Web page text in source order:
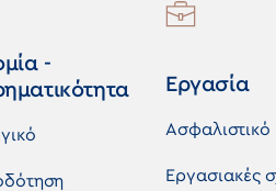
-
Εργασία
Ασφαλιστικό
Εργασιακές